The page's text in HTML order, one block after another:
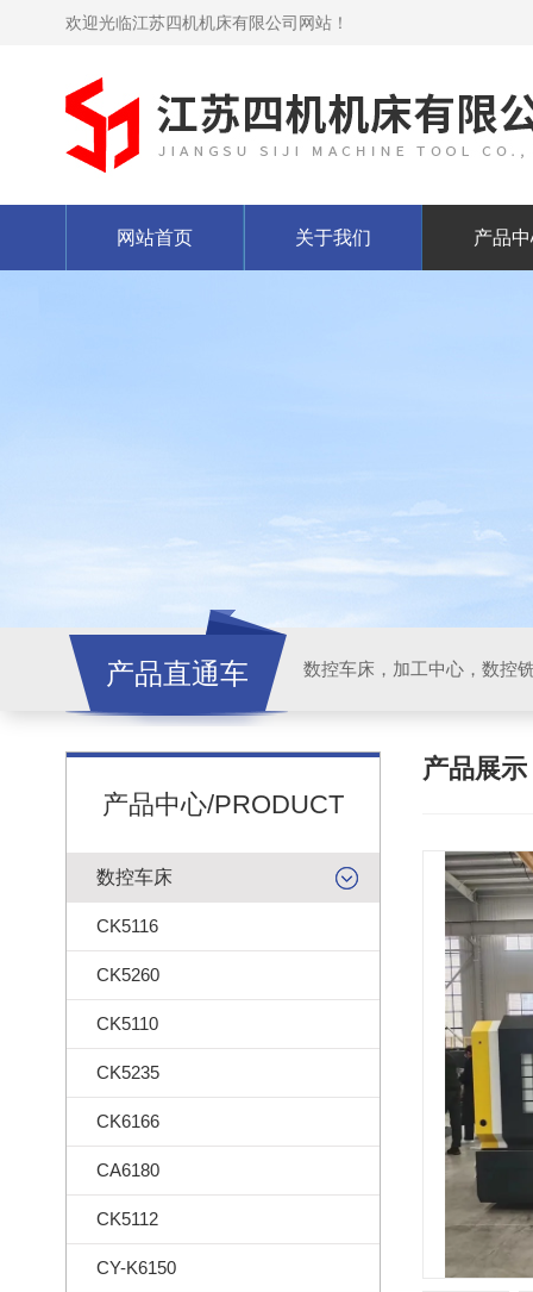
欢迎光临江苏四机机床有限公司网站！
网站首页 关于我们 产品
产品直通车
产品中心/PRODUCT
数控车床
CK5116
CK5260
CK5110
CK5235
CK6166
CA6180
CK5112
CY-K6150
产品展示